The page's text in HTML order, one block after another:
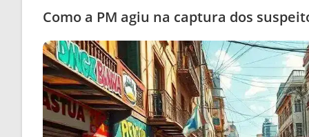
Como a PM agiu na captura dos